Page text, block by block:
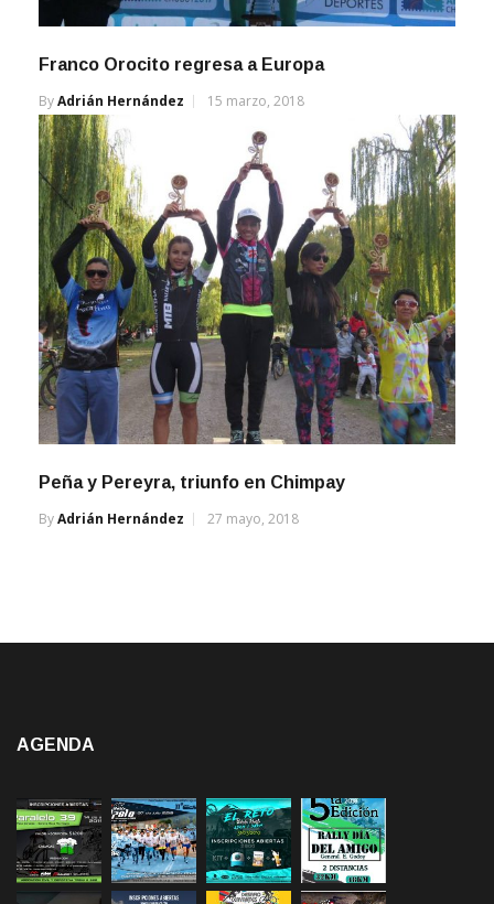
Franco Orocito regresa a Europa
ByAdrián Hernández 15 marzo, 2018
Peña y Pereyra, triunfo en Chimpay
ByAdrián Hernández 27 mayo, 2018
AGENDA